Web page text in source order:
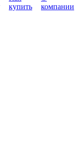
купить
компании